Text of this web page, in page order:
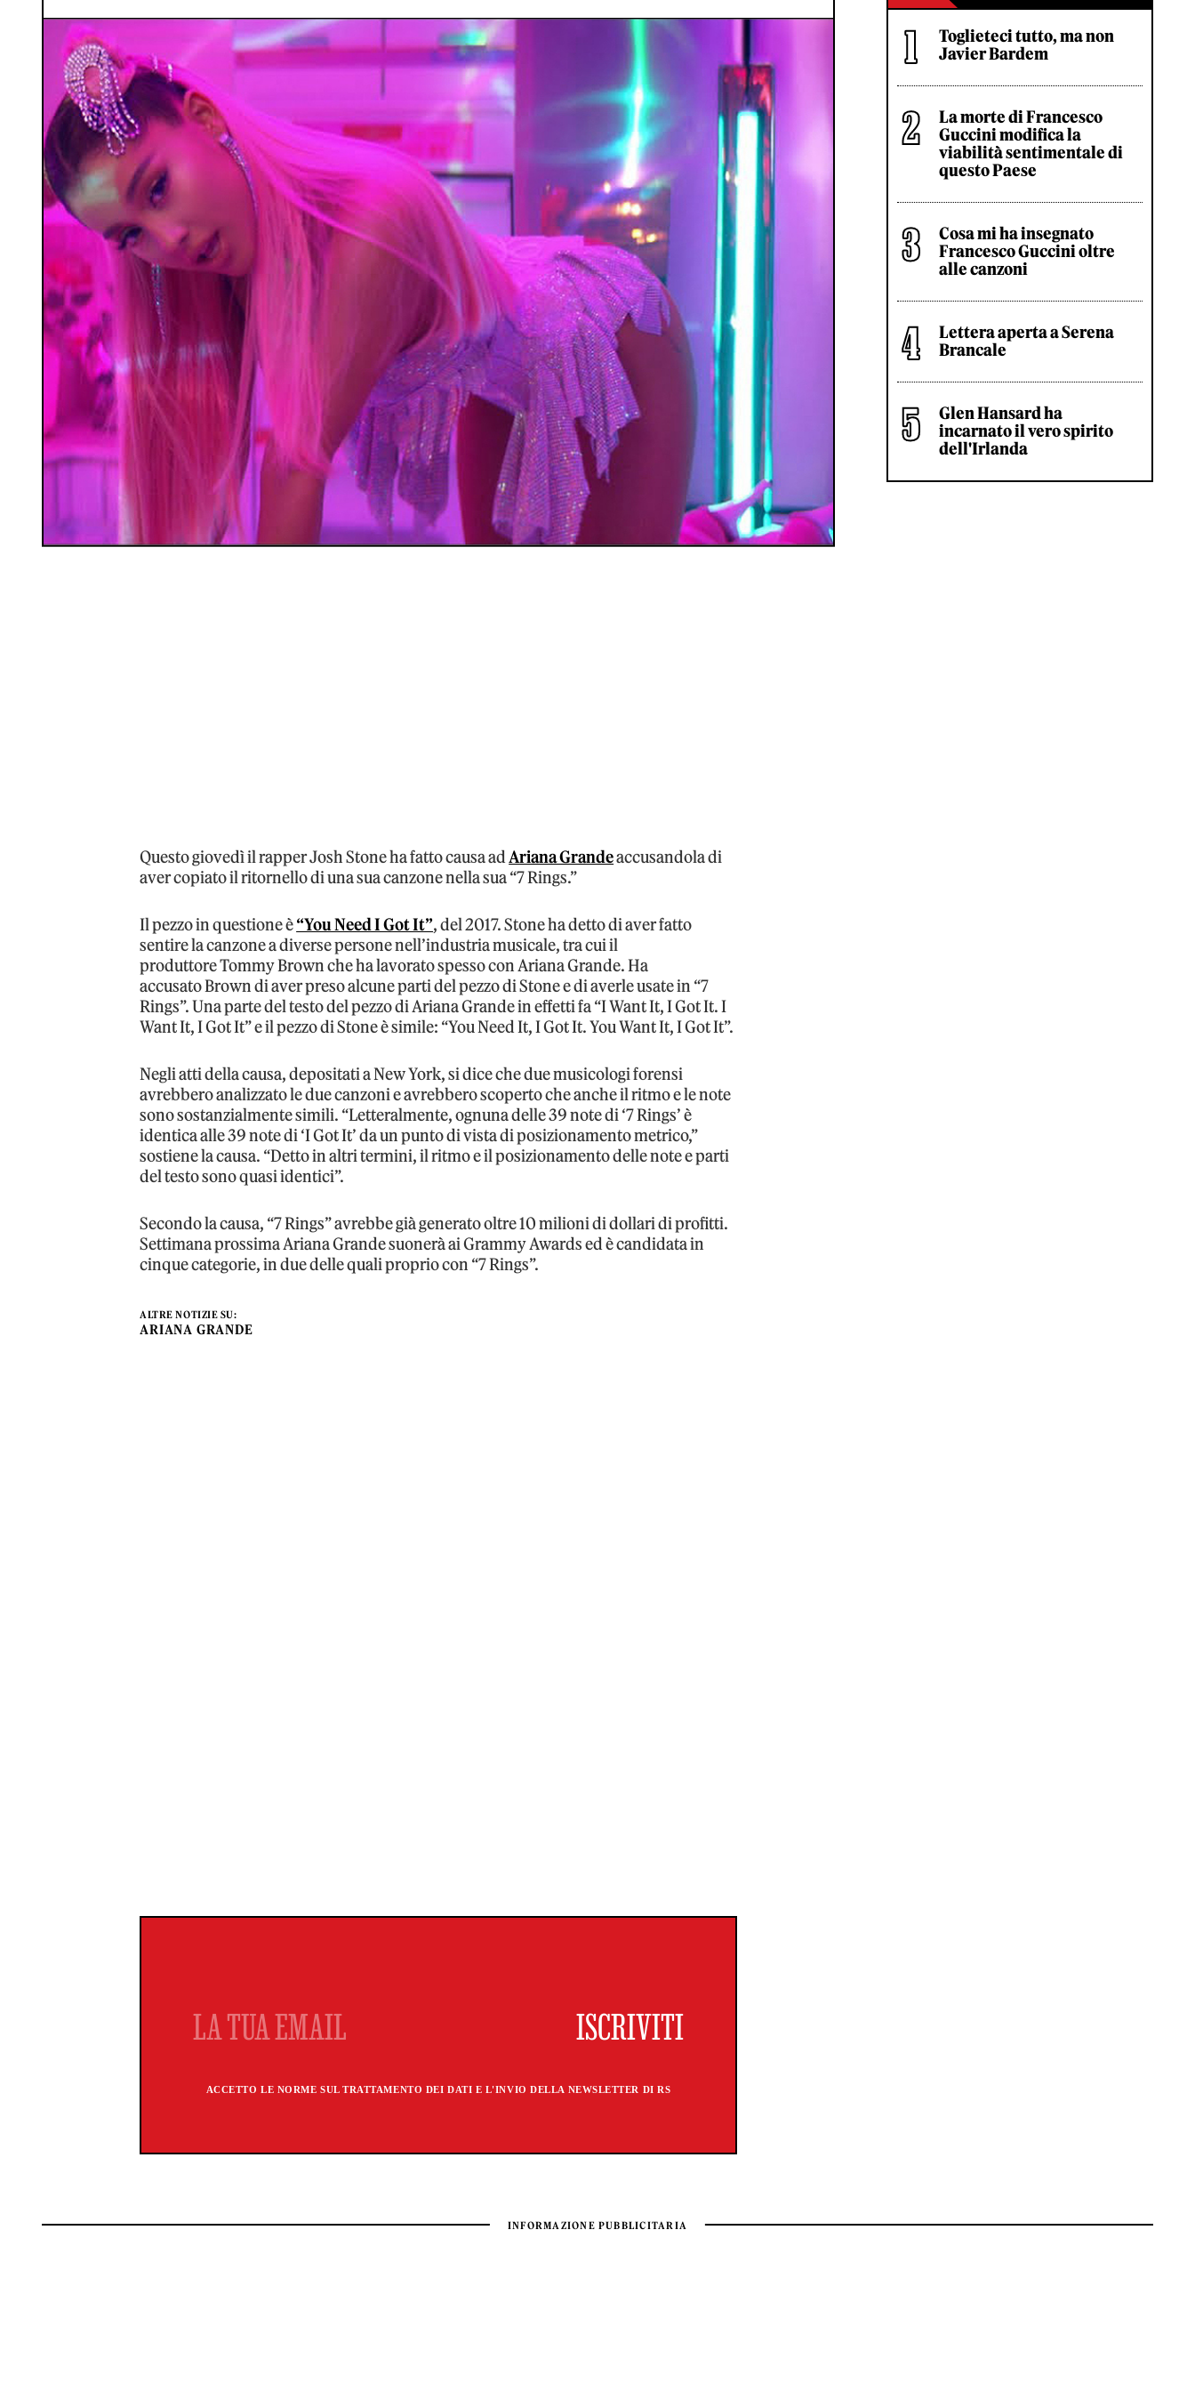
Questo giovedì il rapper Josh Stone ha fatto causa adAriana Grandeaccusandola di
aver copiato il ritornello di una sua canzone nella sua “7 Rings.”
Il pezzo in questione è“You Need I Got It”, del 2017. Stone ha detto di aver fatto
sentire la canzone a diverse persone nell’industria musicale, tra cui il
produttore Tommy Brown che ha lavorato spesso con Ariana Grande. Ha
accusato Brown di aver preso alcune parti del pezzo di Stone e di averle usate in “7
Rings”. Una parte del testo del pezzo di Ariana Grande in effetti fa “I Want It, I Got It. I
Want It, I Got It” e il pezzo di Stone è simile: “You Need It, I Got It. You Want It, I Got It”.
Negli atti della causa, depositati a New York, si dice che due musicologi forensi
avrebbero analizzato le due canzoni e avrebbero scoperto che anche il ritmo e le note
sono sostanzialmente simili. “Letteralmente, ognuna delle 39 note di ‘7 Rings’ è
identica alle 39 note di ‘I Got It’ da un punto di vista di posizionamento metrico,”
sostiene la causa. “Detto in altri termini, il ritmo e il posizionamento delle note e parti
del testo sono quasi identici”.
Secondo la causa, “7 Rings” avrebbe già generato oltre 10 milioni di dollari di profitti.
Settimana prossima Ariana Grande suonerà ai Grammy Awards ed è candidata in
cinque categorie, in due delle quali proprio con “7 Rings”.
ALTRE NOTIZIE SU:
ARIANA GRANDE
ACCETTO LE NORME SUL TRATTAMENTO DEI DATI E L'INVIO DELLA NEWSLETTER DI RS
Toglieteci tutto, ma non
Javier Bardem
La morte di Francesco
Guccini modifica la
viabilità sentimentale di
questo Paese
Cosa mi ha insegnato
Francesco Guccini oltre
alle canzoni
Lettera aperta a Serena
Brancale
Glen Hansard ha
incarnato il vero spirito
dell'Irlanda